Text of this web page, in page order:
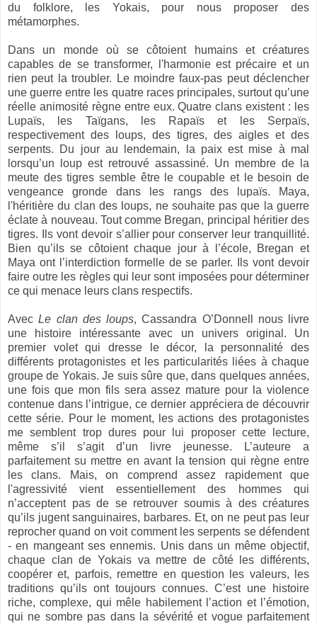
du folklore, les Yokais, pour nous proposer des
métamorphes.
Dans un monde où se côtoient humains et créatures
capables de se transformer, l'harmonie est précaire et un
rien peut la troubler. Le moindre faux-pas peut déclencher
une guerre entre les quatre races principales, surtout qu’une
réelle animosité règne entre eux. Quatre clans existent : les
Lupaïs, les Taïgans, les Rapaïs et les Serpaïs,
respectivement des loups, des tigres, des aigles et des
serpents. Du jour au lendemain, la paix est mise à mal
lorsqu’un loup est retrouvé assassiné. Un membre de la
meute des tigres semble être le coupable et le besoin de
vengeance gronde dans les rangs des lupaïs. Maya,
l'héritière du clan des loups, ne souhaite pas que la guerre
éclate à nouveau. Tout comme Bregan, principal héritier des
tigres. Ils vont devoir s’allier pour conserver leur tranquillité.
Bien qu’ils se côtoient chaque jour à l’école, Bregan et
Maya ont l’interdiction formelle de se parler. Ils vont devoir
faire outre les règles qui leur sont imposées pour déterminer
ce qui menace leurs clans respectifs.
Avec Le clan des loups, Cassandra O’Donnell nous livre
une histoire intéressante avec un univers original. Un
premier volet qui dresse le décor, la personnalité des
différents protagonistes et les particularités liées à chaque
groupe de Yokais. Je suis sûre que, dans quelques années,
une fois que mon fils sera assez mature pour la violence
contenue dans l’intrigue, ce dernier appréciera de découvrir
cette série. Pour le moment, les actions des protagonistes
me semblent trop dures pour lui proposer cette lecture,
même s’il s’agit d’un livre jeunesse. L’auteure a
parfaitement su mettre en avant la tension qui règne entre
les clans. Mais, on comprend assez rapidement que
l'agressivité vient essentiellement des hommes qui
n’acceptent pas de se retrouver soumis à des créatures
qu’ils jugent sanguinaires, barbares. Et, on ne peut pas leur
reprocher quand on voit comment les serpents se défendent
- en mangeant ses ennemis. Unis dans un même objectif,
chaque clan de Yokais va mettre de côté les différents,
coopérer et, parfois, remettre en question les valeurs, les
traditions qu’ils ont toujours connues. C’est une histoire
riche, complexe, qui mêle habilement l’action et l’émotion,
qui ne sombre pas dans la sévérité et vogue parfaitement